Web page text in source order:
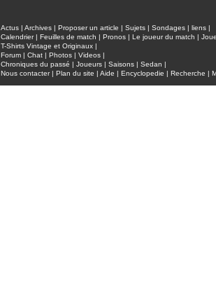
Actus | Archives | Proposer un article | Sujets | Sondages | liens |
Calendrier| Feuilles de match | Pronos | Le joueur du match |
T-Shirts Vintage et Originaux |
Forum | Chat | Photos | Videos |
Chroniques du passé | Joueurs | Saisons | Sedan |
Nous contacter| Plan du site | Aide | Encyclopedie | Recherche |